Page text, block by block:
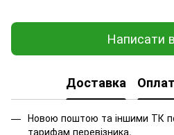
Написати
Доставка
Новою поштою та іншими ТК по
тарифам перевізника.